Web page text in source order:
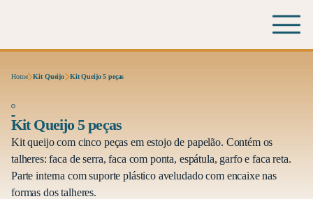
Home Kit Queijo Kit Queijo 5 peças
Kit Queijo 5 peças
Kit queijo com cinco peças em estojo de papelão. Contém os
talheres: faca de serra, faca com ponta, espátula, garfo e faca reta.
Parte interna com suporte plástico aveludado com encaixe nas
formas dos talheres.